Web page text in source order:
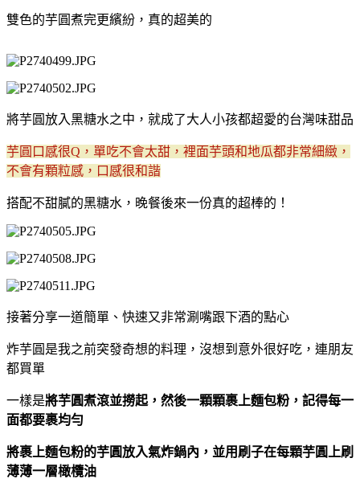
雙色的芋圓煮完更繽紛，真的超美的
將芋圓放入黑糖水之中，就成了大人小孩都超愛的台灣味甜品
芋圓口感很Q，單吃不會太甜，裡面芋頭和地瓜都非常細緻，
不會有顆粒感，口感很和諧
搭配不甜膩的黑糖水，晚餐後來一份真的超棒的！
接著分享一道簡單、快速又非常涮嘴跟下酒的點心
炸芋圓是我之前突發奇想的料理，沒想到意外很好吃，連朋友
都買單
一樣是將芋圓煮滾並撈起，然後一顆顆裹上麵包粉，記得每一
面都要裹均勻
將裹上麵包粉的芋圓放入氣炸鍋內，並用刷子在每顆芋圓上刷
薄薄一層橄欖油